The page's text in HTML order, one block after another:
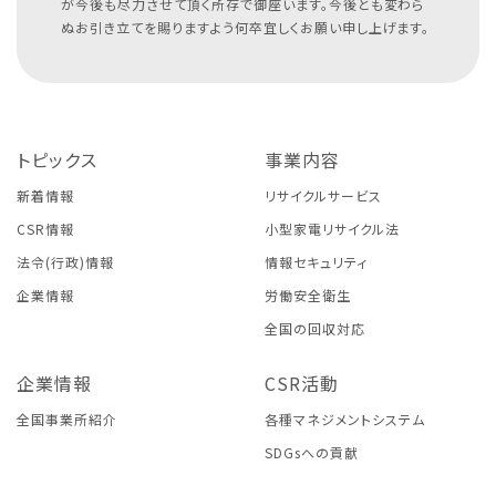
が今後も尽力させて頂く所存で御座います。今後とも変わら
ぬお引き立てを賜りますよう何卒宜しくお願い申し上げます。
トピックス
新着情報
CSR情報
法令(行政)情報
企業情報
事業内容
リサイクルサービス
小型家電リサイクル法
情報セキュリティ
労働安全衛生
全国の回収対応
企業情報
全国事業所紹介
CSR活動
各種マネジメントシステム
SDGsへの貢献